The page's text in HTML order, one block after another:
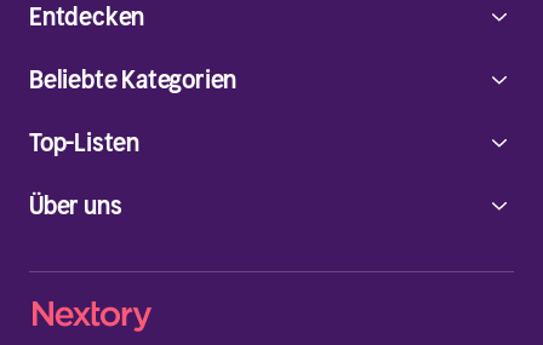
Über uns
Entdecken
Beliebte Kategorien
Top-Listen